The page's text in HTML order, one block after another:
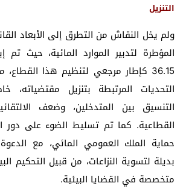
التنزيل
ولم يخل النقاش من التطرق إلى الأبعاد
المؤطرة لتدبير الموارد المائية، حيث تم
36.15 كإطار مرجعي لتنظيم هذا
التحديات المرتبطة بتنزيل
التنسيق بين المتدخلين، وضعف
القطاعية. كما تم تسليط الضوء على دور
حماية الملك العمومي المائي، مع
بديلة لتسوية النزاعات، من قبيل التحكيم
متخصصة في القضايا البيئية.